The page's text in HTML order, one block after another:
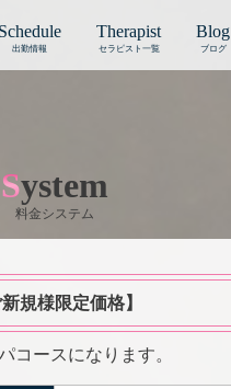
Schedule
出勤情報
Therapist
セラピスト一覧
Blog
ブログ
System
料金システム
新規様限定価格】
コースになります。